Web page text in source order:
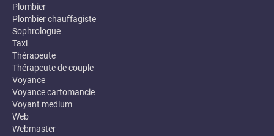
Plombier
Plombier chauffagiste
Sophrologue
Taxi
Thérapeute
Thérapeute de couple
Voyance
Voyance cartomancie
Voyant medium
Web
Webmaster